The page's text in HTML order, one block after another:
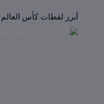
أبرز لقطات كأس العالم